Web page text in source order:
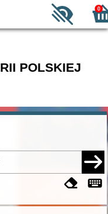
0
POLSKIEJ